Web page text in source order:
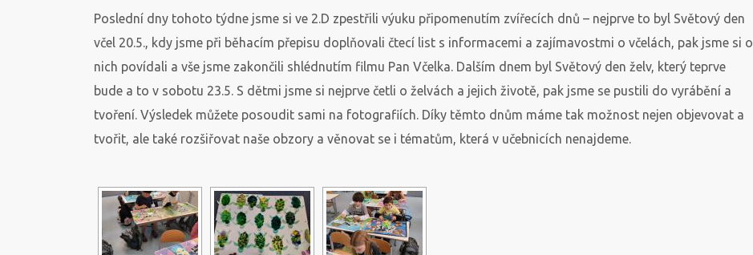
Poslední dny tohoto týdne jsme si ve 2.D zpestřili výuku připomenutím zvířecích dnů – nejprve to byl Světový den
včel 20.5., kdy jsme při běhacím přepisu doplňovali čtecí list s informacemi a zajímavostmi o včelách, pak jsme si o
nich povídali a vše jsme zakončili shlédnutím filmu Pan Včelka. Dalším dnem byl Světový den želv, který teprve
bude a to v sobotu 23.5. S dětmi jsme si nejprve četli o želvách a jejich životě, pak jsme se pustili do vyrábění a
tvoření. Výsledek můžete posoudit sami na fotografiích. Díky těmto dnům máme tak možnost nejen objevovat a
tvořit, ale také rozšiřovat naše obzory a věnovat se i tématům, která v učebnicích nenajdeme.